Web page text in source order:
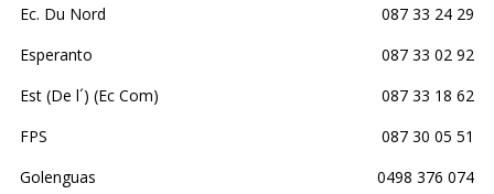
Ec. Du Nord
087 33 24 29
Esperanto
087 33 02 92
Est (De l´) (Ec Com)
087 33 18 62
FPS
087 30 05 51
Golenguas
0498 376 074